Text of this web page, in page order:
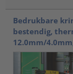
Bedrukbare
bestendig,
12.0mm/